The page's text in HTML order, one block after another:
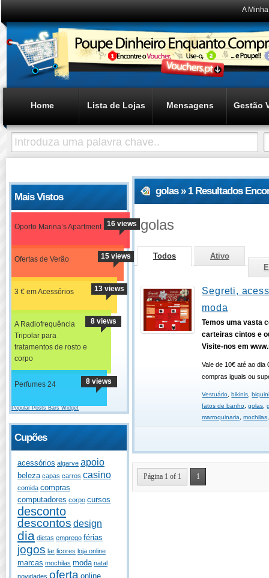
A
Home Lista de Lojas Mensagens Gestão
Mais Vistos
Oporto Marina’s Apartment 16 views
Ofertas de Verão 15 views
3 € em Acessórios 13 views
A Radiofrequência
Tripolar para
tratamentos de rosto e
corpo
8 views
Perfumes 24 8 views
Popular Posts Bars Widget
Cupões
acessórios algarve apoio
beleza capas carros casino
comida compras
computadores corpo cursos
desconto
descontos design
dia dietas emprego férias
jogos lar licores loja online
marcas mochilas moda natal
novidades oferta online
golas » 1 Resultados
golas
Todos
Ativo
Segreti,
moda
Temos uma vasta
carteiras cintos e
Visite-nos em
Vale de 10€ até ao
compras iguais ou
Vestuário ,bikinis ,
fatos de banho ,golas ,
marroquinaria
,mochilas
Página 1 of 1 1